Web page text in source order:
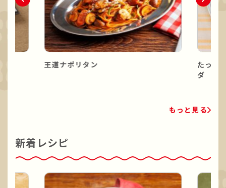
王道ナポリタン
たっぷ
ダ
もっと見る
新着レシピ